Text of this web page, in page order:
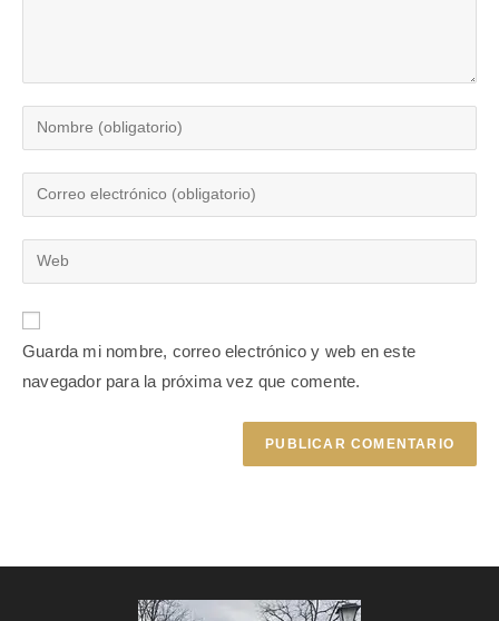
Guarda mi nombre, correo electrónico y web en este
navegador para la próxima vez que comente.